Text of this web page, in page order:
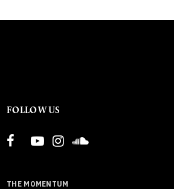
FOLLOW US
THE MOMENTUM